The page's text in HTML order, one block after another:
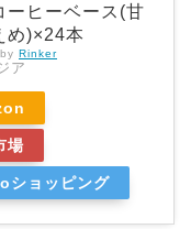
ーヒーベース(甘
め)×24本
Rinker
ア
場
ショッピング